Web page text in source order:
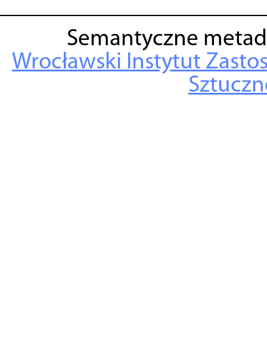
Semantyczne
Wrocławski Instytut